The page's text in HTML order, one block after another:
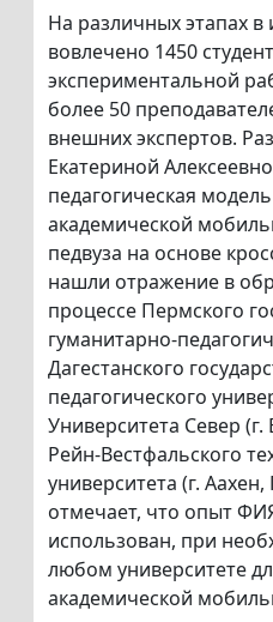
На различных этапах
вовлечено 1450
экспериментальной
более 50
внешних экспертов.
Екатериной
педагогическая
академической
педвуза на основе
нашли отражение в
процессе Пермского
гуманитарно-
Дагестанского
педагогического
Университета Север
Рейн-Вестфальского
университета (г.
отмечает, что опыт
использован, при
любом университете
академической